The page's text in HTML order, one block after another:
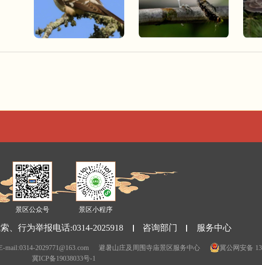
景区公众号 景区小程序
、行为举报电话:0314-2025918 咨询部门 服务中心
mail:0314-2029771@163.com 避暑山庄及周围寺庙景区服务中心
冀公网安备
冀ICP备19038033号-1